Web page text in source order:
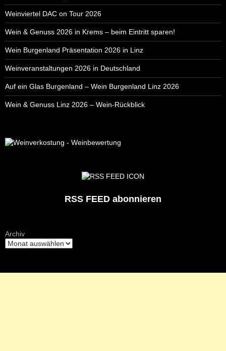
Weinviertel DAC on Tour 2026
Wein & Genuss 2026 in Krems – beim Eintritt sparen!
Wein Burgenland Präsentation 2026 in Linz
Weinveranstaltungen 2026 in Deutschland
Auf ein Glas Burgenland – Wein Burgenland Linz 2026
Wein & Genuss Linz 2026 – Wein-Rückblick
RSS FEED abonnieren
Archiv